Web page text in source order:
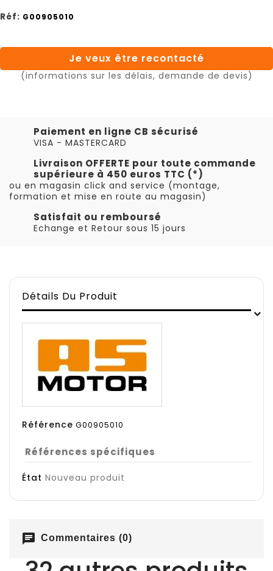
Réf: G00905010
Je veux être recontacté
(informations sur les délais, demande de devis)
Paiement en ligne CB sécurisé
VISA - MASTERCARD
Livraison OFFERTE pour toute commande
supérieure à 450 euros TTC (*)
ou en magasin click and service (montage,
formation et mise en route au magasin)
Satisfait ou remboursé
Echange et Retour sous 15 jours
Détails Du Produit
Référence G00905010
Références spécifiques
État Nouveau produit
chat Commentaires (0)